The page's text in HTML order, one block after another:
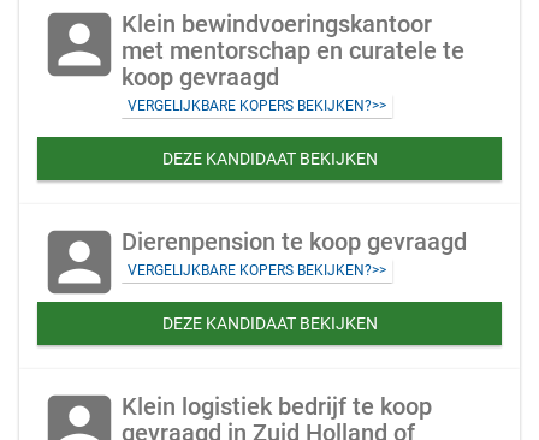
account_box Klein bewindvoeringskantoor
met mentorschap en curatele te
koop gevraagd
VERGELIJKBARE KOPERS BEKIJKEN?>>
DEZE KANDIDAAT BEKIJKEN
account_box Dierenpension te koop gevraagd
VERGELIJKBARE KOPERS BEKIJKEN?>>
DEZE KANDIDAAT BEKIJKEN
Klein logistiek bedrijf te koop
gevraagd in Zuid Holland of